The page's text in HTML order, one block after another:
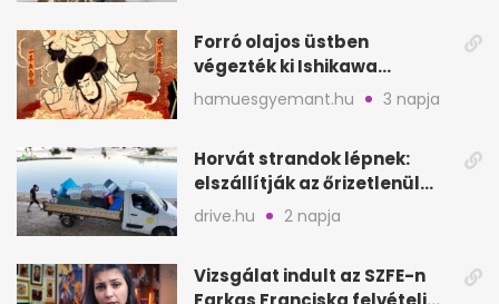
Forró olajos üstben
végezték ki Ishikawa
Goemont, Japán Robin
Hoodját
hamuesgyemant.hu 3 napja
Horvát strandok lépnek:
elszállítják az őrizetlenül
hagyott törölközőket
drive.hu 2 napja
Vizsgálat indult az SZFE-n